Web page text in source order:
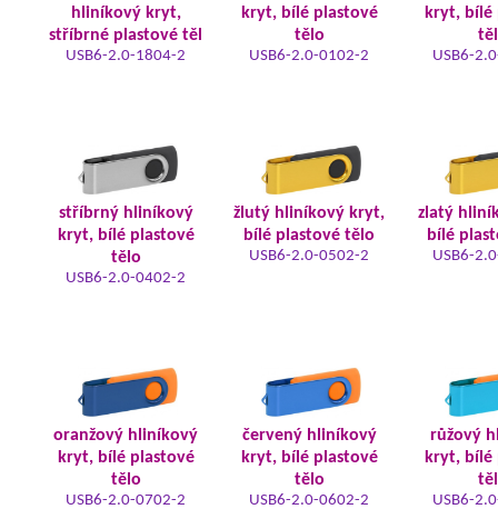
hliníkový kryt,
stříbrné plastové těl
USB6-2.0-1804-2
kryt, bílé plastové
tělo
USB6-2.0-0102-2
kryt, bílé
USB6-
stříbrný hliníkový
kryt, bílé plastové
tělo
USB6-2.0-0402-2
žlutý hliníkový kryt,
bílé plastové tělo
USB6-2.0-0502-2
zlatý
bílé
USB6-
oranžový hliníkový
kryt, bílé plastové
tělo
USB6-2.0-0702-2
červený hliníkový
kryt, bílé plastové
tělo
USB6-2.0-0602-2
růžový
kryt, bílé
USB6-